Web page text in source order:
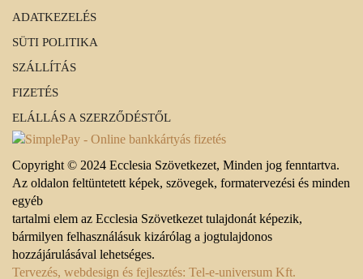
ADATKEZELÉS
SÜTI POLITIKA
SZÁLLÍTÁS
FIZETÉS
ELÁLLÁS A SZERZŐDÉSTŐL
Copyright © 2024 Ecclesia Szövetkezet, Minden jog fenntartva.
Az oldalon feltüntetett képek, szövegek, formatervezési és minden
egyéb
tartalmi elem az Ecclesia Szövetkezet tulajdonát képezik,
bármilyen felhasználásuk kizárólag a jogtulajdonos
hozzájárulásával lehetséges.
Tervezés, webdesign és fejlesztés: Tel-e-universum Kft.